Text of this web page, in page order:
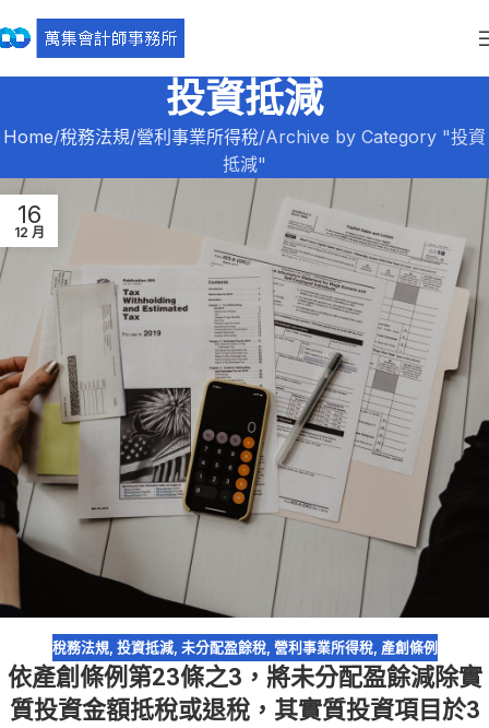
投資抵減
Home 稅務法規 營利事業所得稅 Archive by Category "投資
抵減"
16
12 月
稅務法規, 投資抵減, 未分配盈餘稅, 營利事業所得稅, 產創條例
依產創條例第23條之3，將未分配盈餘減除實
質投資金額抵稅或退稅，其實質投資項目於3